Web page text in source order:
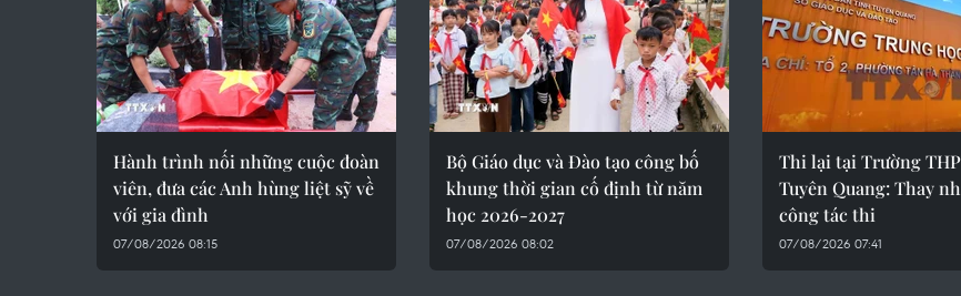
Hành trình nối những cuộc đoàn
viên, đưa các Anh hùng liệt sỹ về
với gia đình
07/08/2026 08:15
Bộ Giáo dục và Đào tạo công bố
khung thời gian cố định từ năm
học 2026-2027
07/08/2026 08:02
Thi lại tại Trường
Tuyên Quang: Thay
công tác thi
07/08/2026 07:41